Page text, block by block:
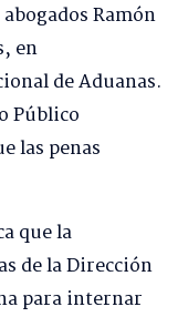
Ramón
en
de Aduanas.
Público
las penas
que la
de la Dirección
para internar